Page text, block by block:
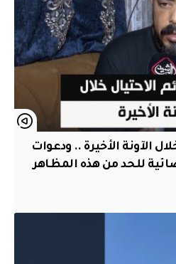
الآونة الأخيرة .. ودعوات
للحد من هذه المظاهر